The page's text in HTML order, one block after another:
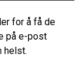
for å få de
på e-post
helst.